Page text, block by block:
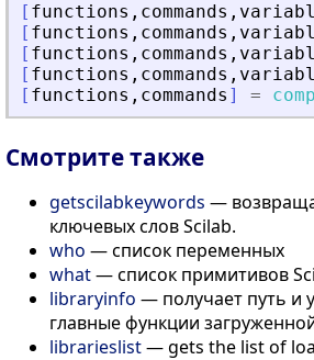
[ functions , commands ,
[ functions , commands ,
[ functions , commands ,
[ functions , commands ,
[ functions , commands ] =
Смотрите также
getscilabkeywords —
ключевых слов Scilab.
who — список переменных
what— список примитивов
libraryinfo — получает путь и
главные функции
librarieslist— gets the list of